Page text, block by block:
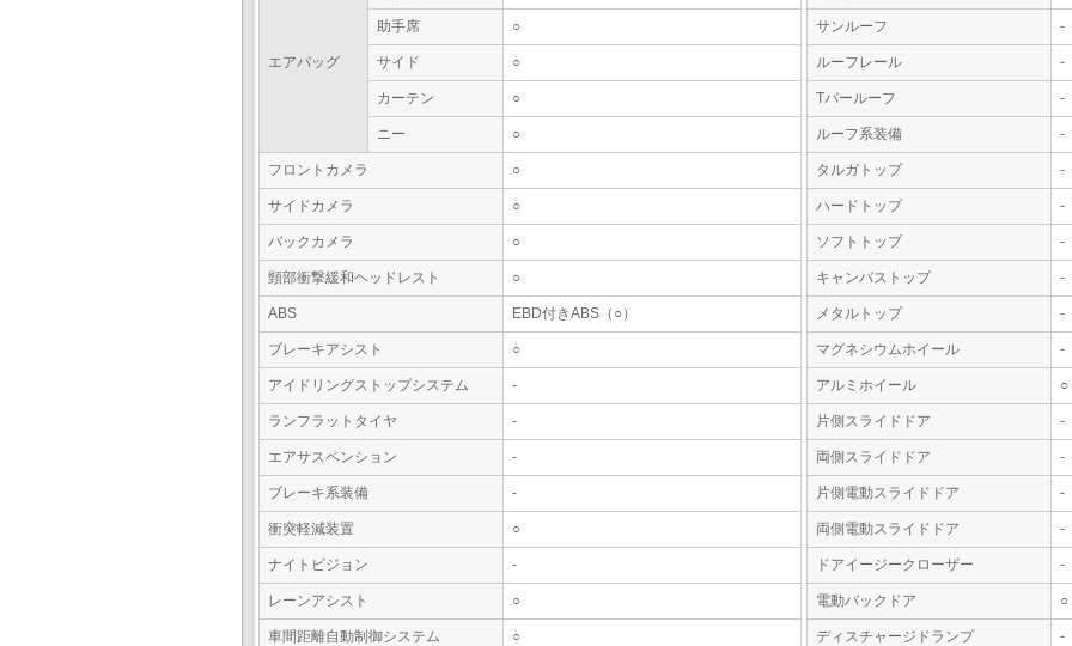
エアバッグ
助手席 ○
サイド ○
カーテン ○
ニー ○
フロントカメラ ○
サイドカメラ ○
バックカメラ ○
頸部衝撃緩和ヘッドレスト ○
ABS EBD付きABS（○）
ブレーキアシスト ○
アイドリングストップシステム -
ランフラットタイヤ -
エアサスペンション -
ブレーキ系装備 -
衝突軽減装置 ○
ナイトビジョン -
レーンアシスト ○
車間距離自動制御システム ○
サンルーフ -
ルーフレール -
Tバールーフ -
ルーフ系装備 -
タルガトップ -
ハードトップ -
ソフトトップ -
キャンバストップ -
メタルトップ -
マグネシウムホイール -
アルミホイール ○
片側スライドドア -
両側スライドドア -
片側電動スライドドア -
両側電動スライドドア -
ドアイージークローザー -
電動バックドア ○
ディスチャージドランプ -